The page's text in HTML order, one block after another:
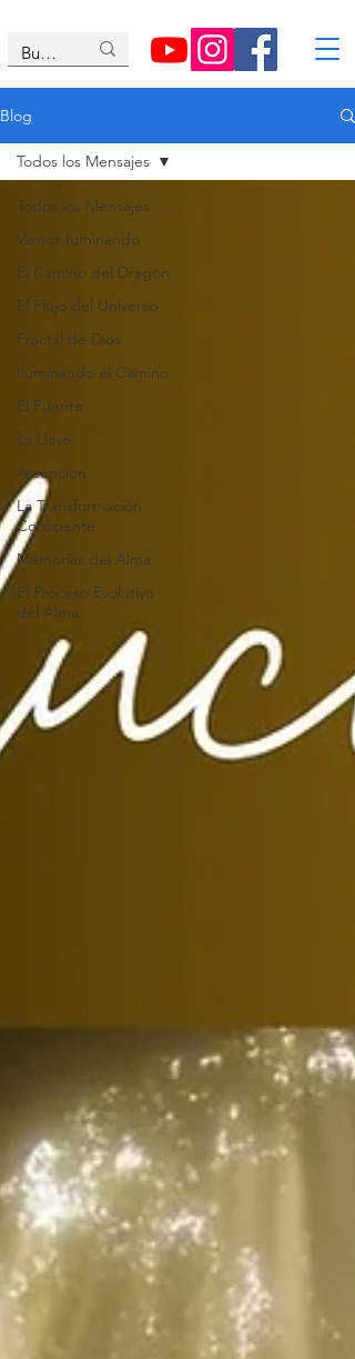
Blog
Todos los Mensajes
Vamos Iuminando
El Camino del Dragón
El Flujo del Universo
Fractal de Dios
Iluminando el Camino
El Puente
La Llave
Ascención
La Transformación
Consciente
Memorias del Alma
El Proceso Evolutivo
del Alma
Todos los Mensajes